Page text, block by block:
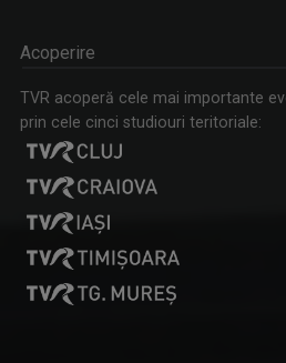
Medici și specialiști din domeniul
Acoperire
TVR acoperă cele mai importante
prin cele cinci studiouri teritoriale: